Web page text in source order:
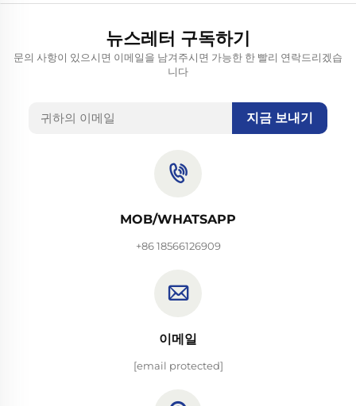
뉴스레터 구독하기
문의 사항이 있으시면 이메일을 남겨주시면 가능한 한 빨리 연락드리겠습
니다
지금 보내기
MOB/WHATSAPP
+86 18566126909
이메일
[email protected]